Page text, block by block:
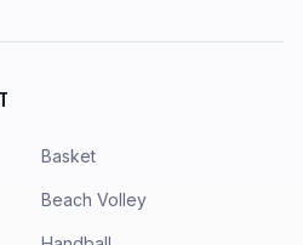
Basket
Beach Volley